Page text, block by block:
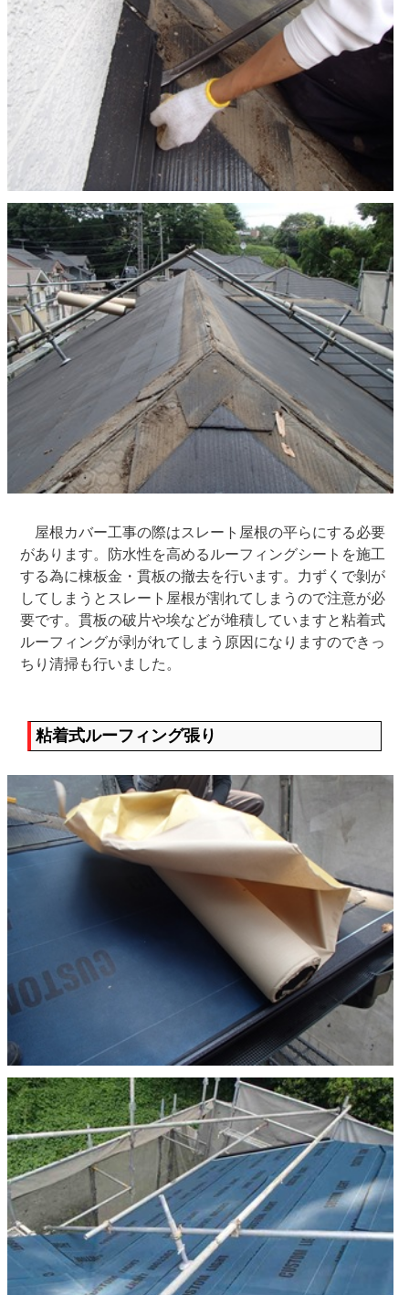
屋根カバー工事の際はスレート屋根の平らにする必要
があります。防水性を高めるルーフィングシートを施工
する為に棟板金・貫板の撤去を行います。力ずくで剝が
してしまうとスレート屋根が割れてしまうので注意が必
要です。貫板の破片や埃などが堆積していますと粘着式
ルーフィングが剥がれてしまう原因になりますのできっ
ちり清掃も行いました。
粘着式ルーフィング張り